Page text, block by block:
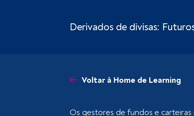
Derivados de divisas:
Voltar à Home de Learning
Os gestores de fundos e